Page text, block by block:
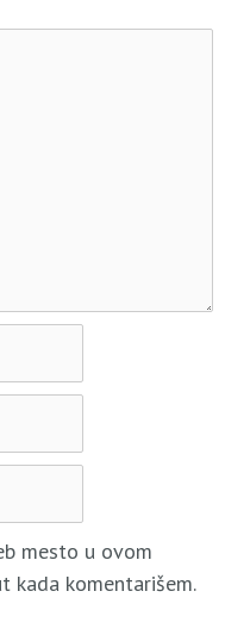
mesto u ovom
kada komentarišem.